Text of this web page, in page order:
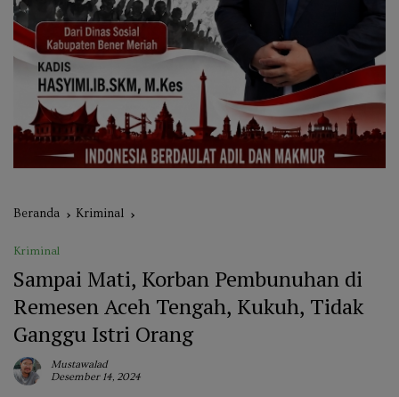
Beranda Kriminal
Kriminal
Sampai Mati, Korban Pembunuhan di
Remesen Aceh Tengah, Kukuh, Tidak
Ganggu Istri Orang
Mustawalad
Desember 14, 2024